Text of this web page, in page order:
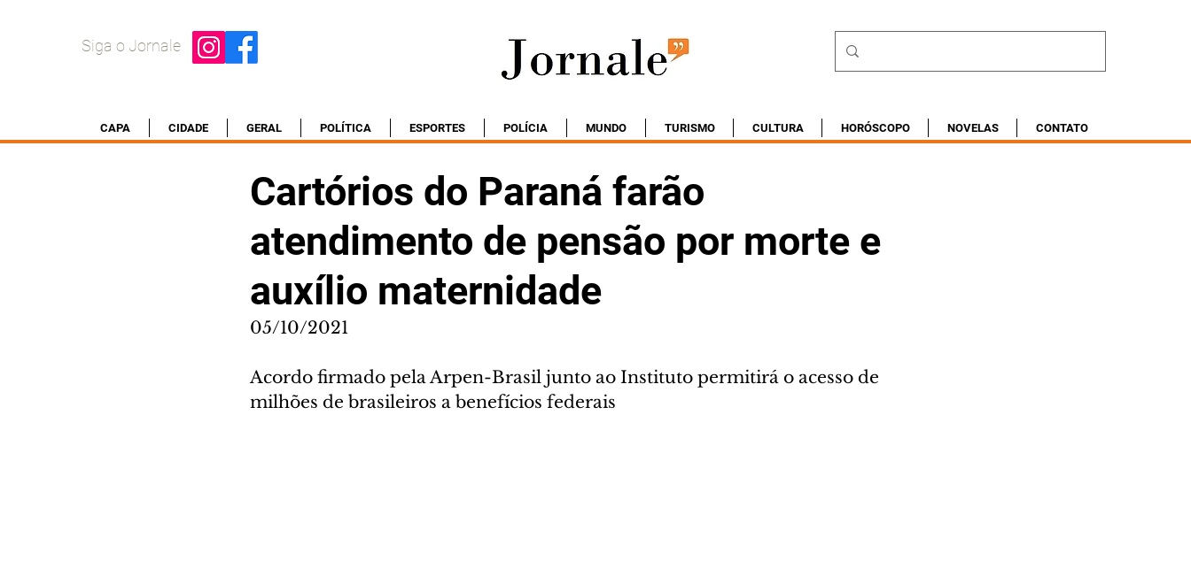
Siga o Jornale
CAPA CIDADE GERAL POLÍTICA ESPORTES POLÍCIA MUNDO TURISMO CULTURA HORÓSCOPO NOVELAS CONTATO
Cartórios do Paraná farão
atendimento de pensão por morte e
auxílio maternidade
05/10/2021
Acordo firmado pela Arpen-Brasil junto ao Instituto permitirá o acesso de
milhões de brasileiros a benefícios federais